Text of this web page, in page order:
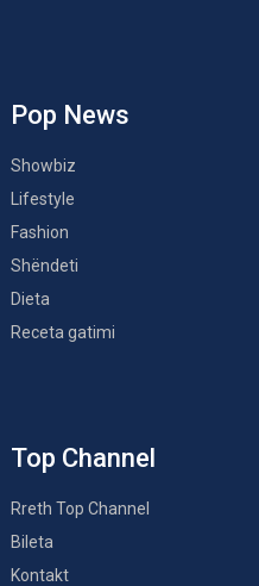
Pop News
Showbiz
Lifestyle
Fashion
Shëndeti
Dieta
Receta gatimi
Top Channel
Rreth Top Channel
Bileta
Kontakt